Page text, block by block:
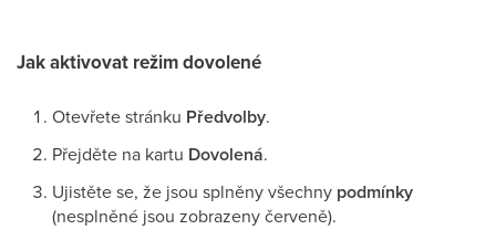
Jak aktivovat režim dovolené
Otevřete stránku Předvolby.
Přejděte na kartu Dovolená.
Ujistěte se, že jsou splněny všechny podmínky
(nesplněné jsou zobrazeny červeně).